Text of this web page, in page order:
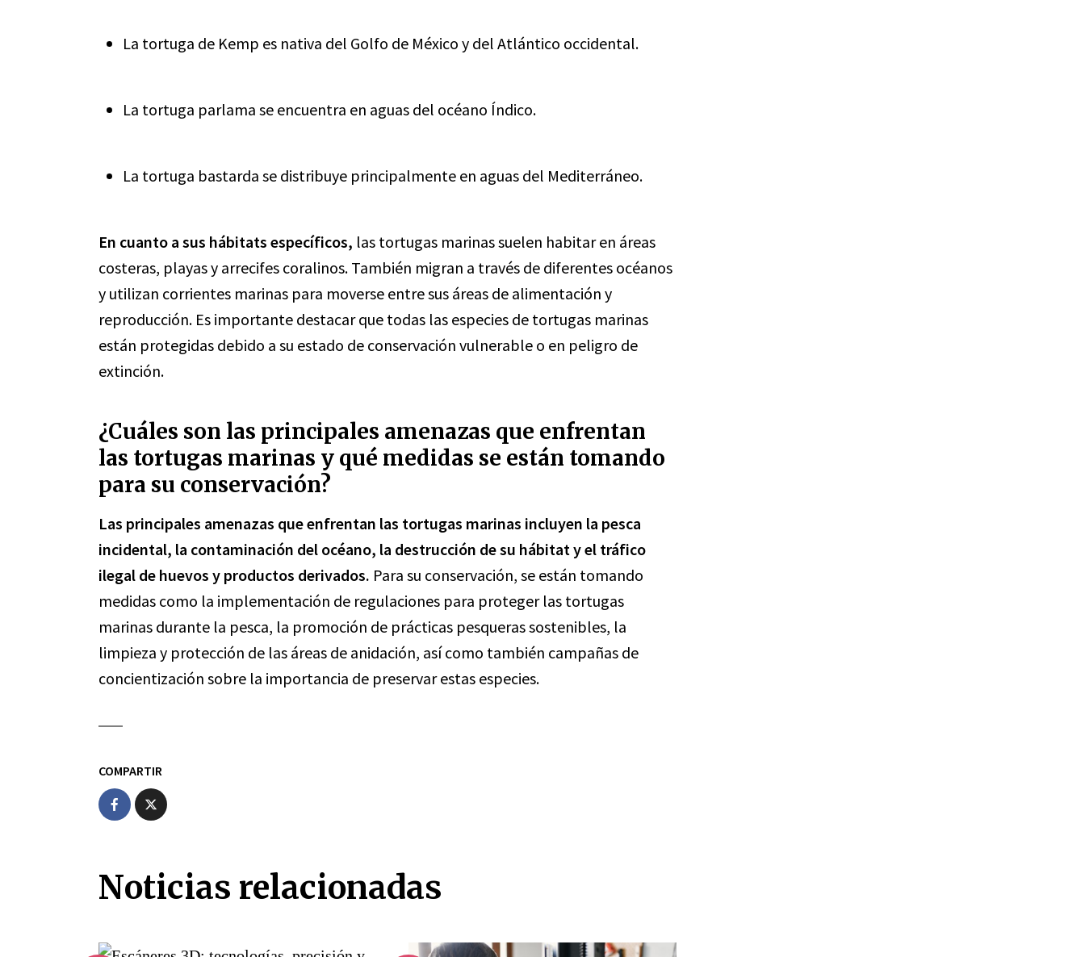
La tortuga de Kemp es nativa del Golfo de México y del Atlántico occidental.
La tortuga parlama se encuentra en aguas del océano Índico.
La tortuga bastarda se distribuye principalmente en aguas del Mediterráneo.
En cuanto a sus hábitats específicos, las tortugas marinas suelen habitar en áreas
costeras, playas y arrecifes coralinos. También migran a través de diferentes océanos
y utilizan corrientes marinas para moverse entre sus áreas de alimentación y
reproducción. Es importante destacar que todas las especies de tortugas marinas
están protegidas debido a su estado de conservación vulnerable o en peligro de
extinción.
¿Cuáles son las principales amenazas que enfrentan
las tortugas marinas y qué medidas se están tomando
para su conservación?
Las principales amenazas que enfrentan las tortugas marinas incluyen la pesca
incidental, la contaminación del océano, la destrucción de su hábitat y el tráfico
ilegal de huevos y productos derivados. Para su conservación, se están tomando
medidas como la implementación de regulaciones para proteger las tortugas
marinas durante la pesca, la promoción de prácticas pesqueras sostenibles, la
limpieza y protección de las áreas de anidación, así como también campañas de
concientización sobre la importancia de preservar estas especies.
COMPARTIR
Noticias relacionadas